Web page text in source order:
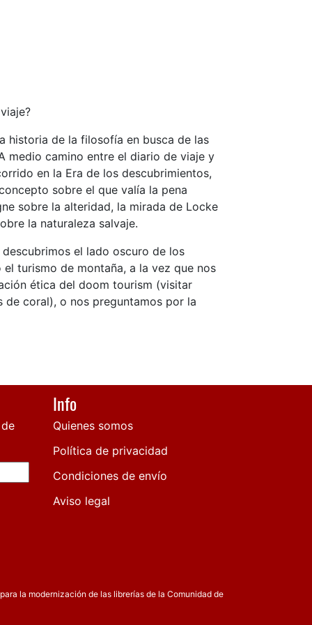
historia de la filosofía en busca de las
medio camino entre el diario de viaje y
en la Era de los descubrimientos,
sobre el que valía la pena
sobre la alteridad, la mirada de Locke
la naturaleza salvaje.
el lado oscuro de los
turismo de montaña, a la vez que nos
ética del doom tourism (visitar
de coral), o nos preguntamos por la
Info
Quienes somos
Política de privacidad
Condiciones de envío
Aviso legal
la modernización de las librerías de la Comunidad de